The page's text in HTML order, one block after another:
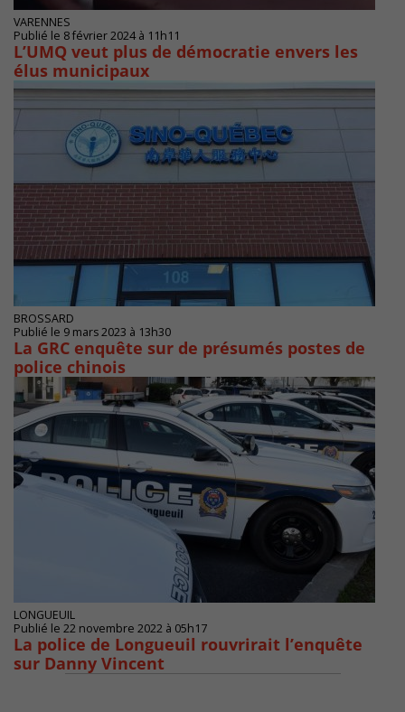
VARENNES
Publié le 8 février 2024 à 11h11
L’UMQ veut plus de démocratie envers les
élus municipaux
BROSSARD
Publié le 9 mars 2023 à 13h30
La GRC enquête sur de présumés postes de
police chinois
LONGUEUIL
Publié le 22 novembre 2022 à 05h17
La police de Longueuil rouvrirait l’enquête
sur Danny Vincent